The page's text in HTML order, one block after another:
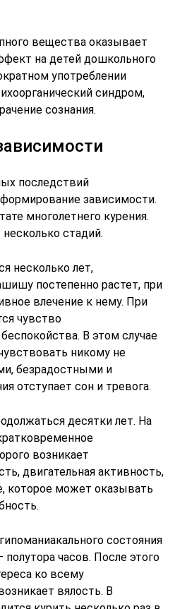
вещества оказывает
на детей дошкольного
употреблении
синдром,
сознания.
последствий
зависимости.
многолетнего курения.
стадий.
несколько лет,
постепенно растет, при
влечение к нему. При
чувство
В этом случае
никому не
безрадостными и
отступает сон и тревога.
десятки лет. На
возникает
двигательная активность,
которое может оказывать
состояния
часов. После этого
ко всему
вялость. В